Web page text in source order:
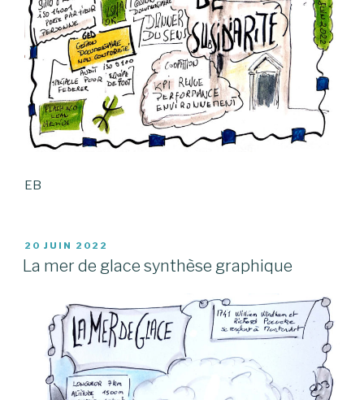
EB
PUBLIÉ
LE
20 JUIN 2022
La mer de glace synthèse graphique